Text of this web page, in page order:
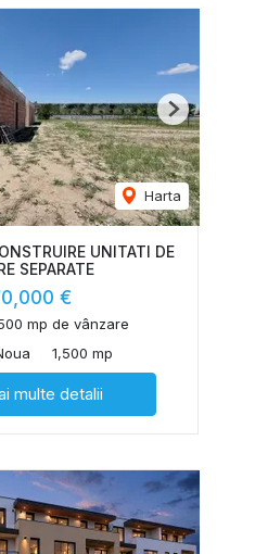
Harta
Next
UNITATI DE
SEPARATE
€
mp de vânzare
1,500 mp
multe detalii